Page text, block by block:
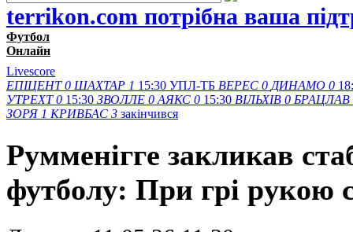
terrikon.com потрібна ваша
Футбол
Онлайн
Livescore
ЕПІЦЕНТ 0 ШАХТАР 1 15:30 УПЛ-ТБ ВЕРЕС 0 ДИНАМО 0
УТРЕХТ 0 15:30 ЗВОЛЛЕ 0 АЯКС 0 15:30 ВІЛЬХІВ 0 БРАЦЛАВ
ЗОРЯ 1 КРИВБАС 3 закінчився
Румменігге закликав
футболу: При грі рукою